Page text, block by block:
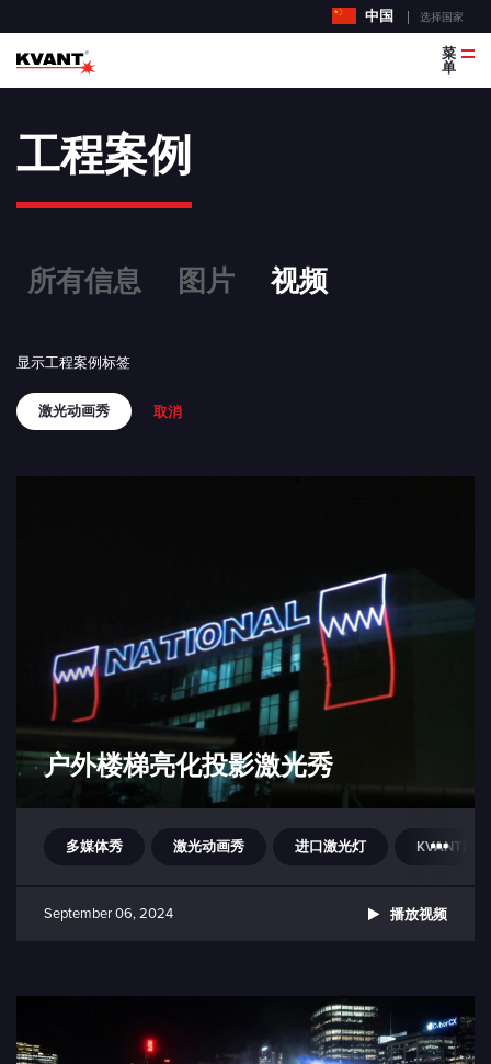
中国 选择国家
菜
单
工程案例
所有信息 图片 视频
显示工程案例标签
激光动画秀 取消
户外楼梯亮化投影激光秀
多媒体秀 激光动画秀 进口激光灯
September 06, 2024 播放视频